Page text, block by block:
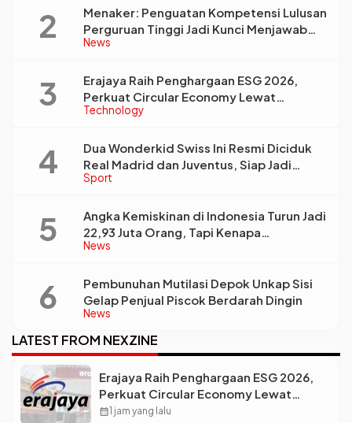
News
Menaker: Penguatan Kompetensi Lulusan
Perguruan Tinggi Jadi Kunci Menjawab
Kebutuhan Dunia Kerja
Technology
Erajaya Raih Penghargaan ESG 2026,
Perkuat Circular Economy Lewat
Pengelolaan Limbah Berkelanjutan
Sport
Dua Wonderkid Swiss Ini Resmi Diciduk
Real Madrid dan Juventus, Siap Jadi
Bintang Baru Eropa
News
Angka Kemiskinan di Indonesia Turun Jadi
22,93 Juta Orang, Tapi Kenapa
Ketimpangan Desa dan Kota Malah Makin
News
Pembunuhan Mutilasi Depok Unkap Sisi
Gelap Penjual Piscok Berdarah Dingin
LATEST FROM NEXZINE
Erajaya Raih Penghargaan ESG 2026,
Perkuat Circular Economy Lewat
Pengelolaan Limbah Berkelanjutan
calendar_month1 jam yang lalu